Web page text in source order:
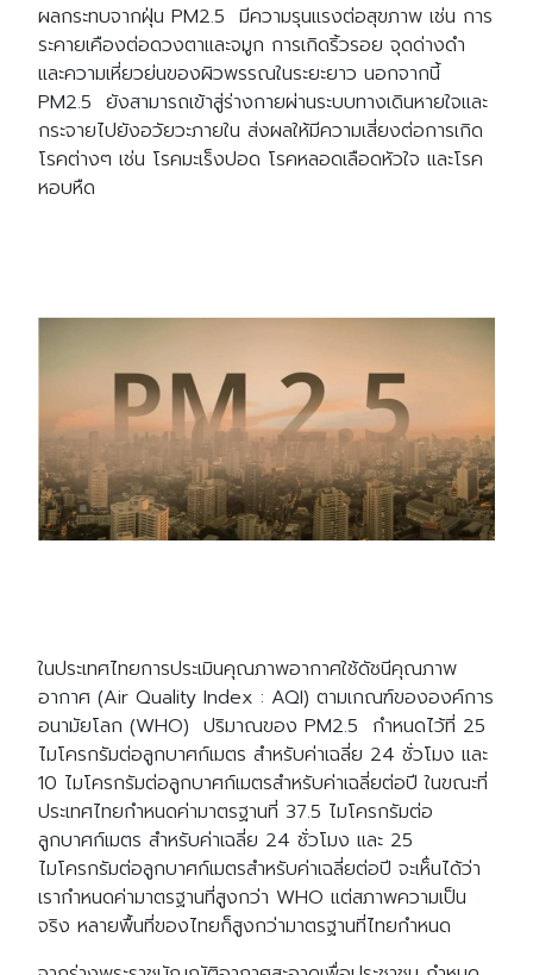
ผลกระทบจากฝุ่น PM2.5 มีความรุนแรงต่อสุขภาพ เช่น การ
ระคายเคืองต่อดวงตาและจมูก การเกิดริ้วรอย จุดด่างดำ
และความเหี่ยวย่นของผิวพรรณในระยะยาว นอกจากนี้
PM2.5 ยังสามารถเข้าสู่ร่างกายผ่านระบบทางเดินหายใจและ
กระจายไปยังอวัยวะภายใน ส่งผลให้มีความเสี่ยงต่อการเกิด
โรคต่างๆ เช่น โรคมะเร็งปอด โรคหลอดเลือดหัวใจ และโรค
หอบหืด
ในประเทศไทยการประเมินคุณภาพอากาศใช้ดัชนีคุณภาพ
อากาศ (Air Quality Index : AQI) ตามเกณฑ์ขององค์การ
อนามัยโลก (WHO) ปริมาณของ PM2.5 กำหนดไว้ที่ 25
ไมโครกรัมต่อลูกบาศก์เมตร สำหรับค่าเฉลี่ย 24 ชั่วโมง และ
10 ไมโครกรัมต่อลูกบาศก์เมตรสำหรับค่าเฉลี่ยต่อปี ในขณะที่
ประเทศไทยกำหนดค่ามาตรฐานที่ 37.5 ไมโครกรัมต่อ
ลูกบาศก์เมตร สำหรับค่าเฉลี่ย 24 ชั่วโมง และ 25
ไมโครกรัมต่อลูกบาศก์เมตรสำหรับค่าเฉลี่ยต่อปี จะเห็่นได้ว่า
เรากำหนดค่ามาตรฐานที่สูงกว่า WHO แต่สภาพความเป็น
จริง หลายพื้นที่ของไทยก็สูงกว่ามาตรฐานที่ไทยกำหนด